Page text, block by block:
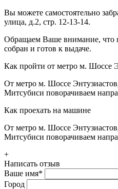
Вы можете самостоятельно
улица, д.2, стр. 12-13-14.
Обращаем Ваше внимание, что
собран и готов к выдаче.
Как пройти от метро м. Шоссе
От метро м. Шоссе
Митсубиси поворачиваем
Как проехать на машине
От метро м. Шоссе
Митсубиси поворачиваем
+
Написать отзыв
Ваше имя*
Город